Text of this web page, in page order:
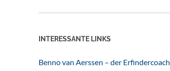
INTERESSANTE LINKS
Benno van Aerssen – der Erfindercoach